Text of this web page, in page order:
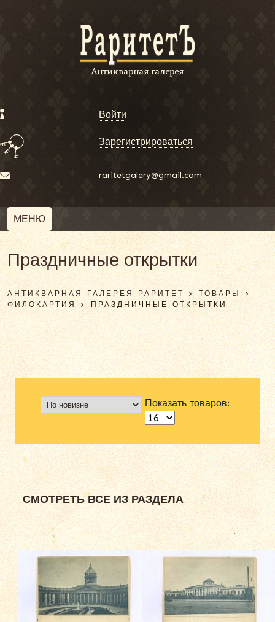
Войти
Зарегистрироваться
raritetgalery@gmail.com
МЕНЮ
Праздничные открытки
АНТИКВАРНАЯ ГАЛЕРЕЯ РАРИТЕТ> ТОВАРЫ>
ФИЛОКАРТИЯ
>ПРАЗДНИЧНЫЕ ОТКРЫТКИ
Показать товаров:
СМОТРЕТЬ ВСЕ ИЗ РАЗДЕЛА